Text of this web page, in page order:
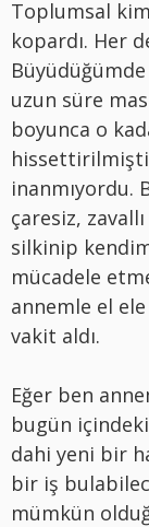
Toplumsal
kopardı. Her
Büyüdüğümde
uzun süre
boyunca o
inanmıyordu.
çaresiz,
silkinip
mücadele
annemle el
vakit aldı.
Eğer ben
bugün
dahi yeni bir
bir iş
mümkün